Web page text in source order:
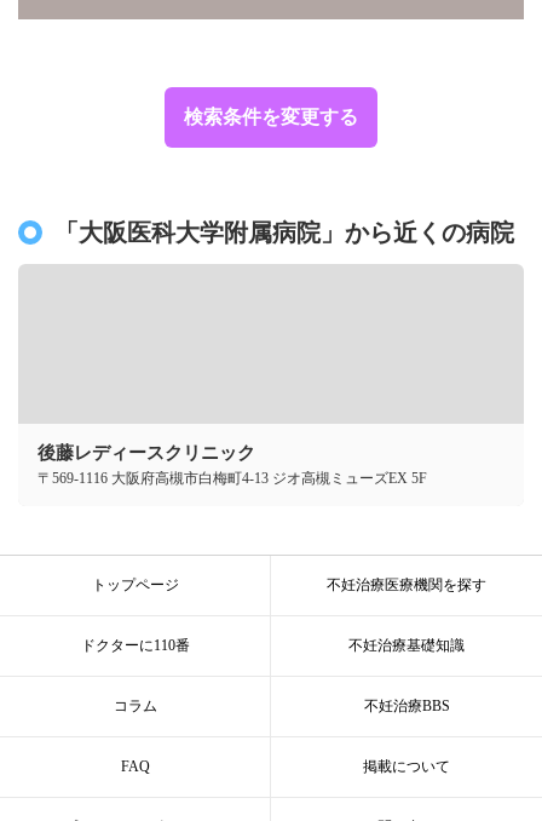
検索条件を変更する
「大阪医科大学附属病院」から近くの病院
後藤レディースクリニック
〒569-1116 大阪府高槻市白梅町4-13 ジオ高槻ミューズEX 5F
トップページ 不妊治療医療機関を探す
ドクターに110番 不妊治療基礎知識
コラム 不妊治療BBS
FAQ 掲載について